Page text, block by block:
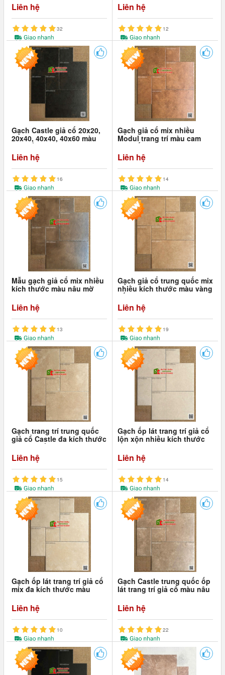
Liên hệ
32
Liên hệ
12
Gạch Castle giả cổ 20x20,
20x40, 40x40, 40x60 màu
đen trầm
Liên hệ
16
Gạch giả cổ mix nhiều
Modul trang trí màu cam
nâu đất
Liên hệ
14
Mẫu gạch giả cổ mix nhiều
kích thước màu nâu mờ
Liên hệ
13
Gạch giả cổ trung quốc mix
nhiều kích thước màu vàng
đất
Liên hệ
19
Gạch trang trí trung quốc
giả cổ Castle đa kích thước
màu be trầm
Liên hệ
15
Gạch ốp lát trang trí giả cổ
lộn xộn nhiều kích thước
Liên hệ
14
Gạch ốp lát trang trí giả cổ
mix đa kích thước màu
Liên hệ
10
Gạch Castle trung quốc ốp
lát trang trí giả cổ màu nâu
Liên hệ
22